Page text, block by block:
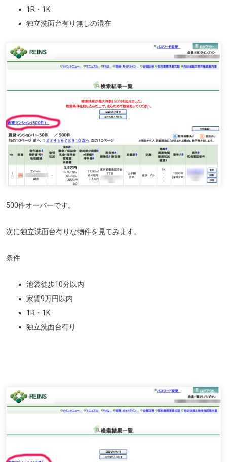
1R・1K
独立洗面台有り無しの混在
500件オーバーです。
次に独立洗面台有りな物件を見てみます。
条件
池袋徒歩10分以内
家賃9万円以内
1R・1K
独立洗面台有り